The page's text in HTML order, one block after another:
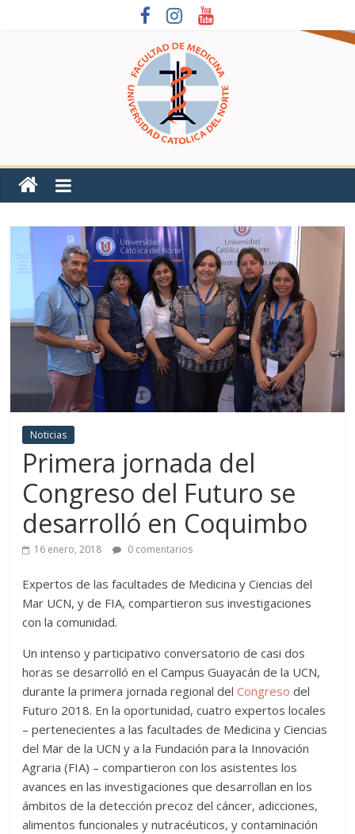
Noticias
Primera jornada del
Congreso del Futuro se
desarrolló en Coquimbo
16 enero, 2018 0 comentarios
Expertos de las facultades de Medicina y Ciencias del
Mar UCN, y de FIA, compartieron sus investigaciones
con la comunidad.
Un intenso y participativo conversatorio de casi dos
horas se desarrolló en el Campus Guayacán de la UCN,
durante la primera jornada regional delCongresodel
Futuro 2018. En la oportunidad, cuatro expertos locales
– pertenecientes a las facultades de Medicina y Ciencias
del Mar de la UCN y a la Fundación para la Innovación
Agraria (FIA) – compartieron con los asistentes los
avances en las investigaciones que desarrollan en los
ámbitos de la detección precoz del cáncer, adicciones,
alimentos funcionales y nutracéuticos, y contaminación